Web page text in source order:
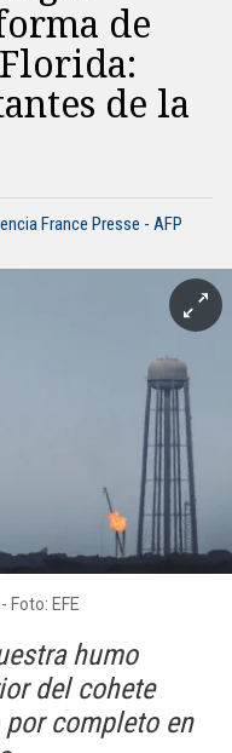
de
de la
France Presse - AFP
Foto: EFE
humo
del cohete
completo en